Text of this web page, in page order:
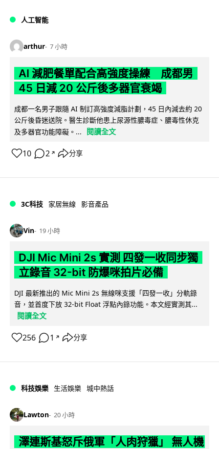
人工智能
arthur 7 小時
AI 減肥餐單配合高強度操練 成都男
45 日減 20 公斤後多器官衰竭
成都一名男子跟隨 AI 制訂高強度減脂計劃，45 日內減去約 20
公斤後昏迷送院。醫生診斷他患上尿源性膿毒症、膿毒性休克
及多器官功能障礙。...
閱讀全文
10 2 ↗ 分享
3C科技 家居無線 影音產品
Vin 19 小時
DJI Mic Mini 2s 實測 四發一收同步獨
立錄音 32-bit 防爆咪拍片必備
DJI 最新推出的 Mic Mini 2s 無線咪支援「四發一收」分軌錄
音，並首度下放 32-bit Float 浮點內錄功能。本文經實測其...
閱讀全文
256 1 ↗ 分享
科技娛樂 生活娛樂 城中熱話
Lawton 20 小時
澤連斯基怒斥俄軍「人肉狩獵」 無人機